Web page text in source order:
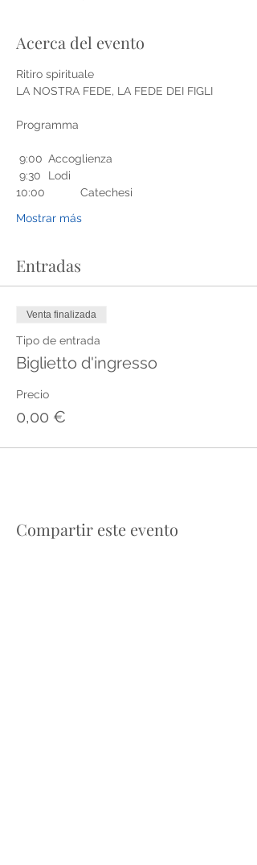
Acerca del evento
Ritiro spirituale
LA NOSTRA FEDE, LA FEDE DEI FIGLI
Programma
9:00 	Accoglienza
9:30 	Lodi
10:00 	Catechesi
Mostrar más
Entradas
Venta finalizada
Tipo de entrada
Biglietto d'ingresso
Precio
0,00 €
Compartir este evento